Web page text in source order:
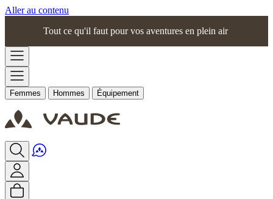
Aller au contenu
Tout ce qu'il faut pour vos aventures en plein air
Femmes Hommes Équipement